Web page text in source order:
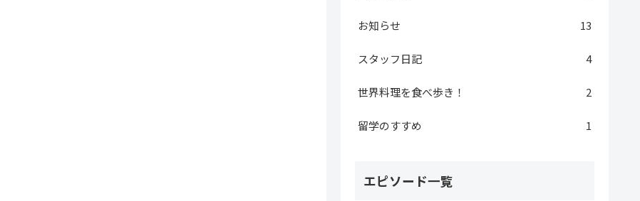
お知らせ 13
スタッフ日記 4
世界料理を食べ歩き！ 2
留学のすすめ 1
エピソード一覧